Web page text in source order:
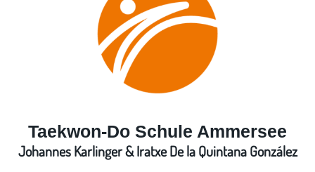
Taekwon-Do Schule Ammersee
Johannes Karlinger & Iratxe De la Quintana González